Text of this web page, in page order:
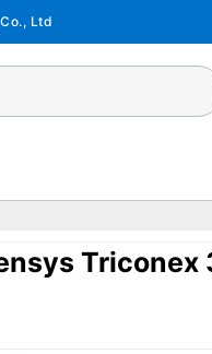
Ltd
Triconex